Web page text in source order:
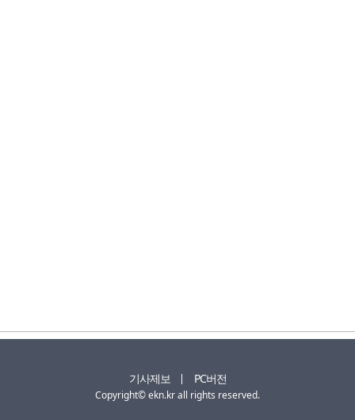
기사제보 PC버전
Copyright© ekn.kr all rights reserved.